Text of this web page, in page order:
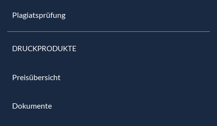
Plagiatsprüfung
DRUCKPRODUKTE
Preisübersicht
Dokumente